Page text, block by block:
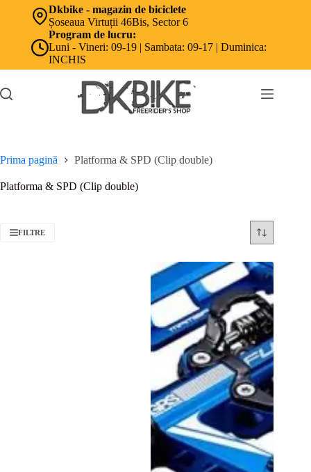
Dkbike - magazin de biciclete
Șoseaua Virtuții 46Bis, Sector 6
Program de lucru:
Luni - Vineri: 09-19 | Sambata: 09-17 | Duminica:
INCHIS
Prima pagină Platforma & SPD (Clip double)
Platforma & SPD (Clip double)
FILTRE